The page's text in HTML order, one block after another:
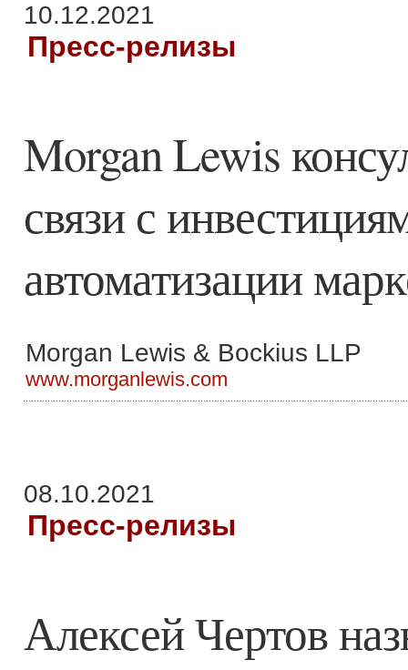
10.12.2021
Пресс-релизы
Morgan Lewis
связи с
автоматизации
Morgan Lewis & Bockius LLP
www.morganlewis.com
08.10.2021
Пресс-релизы
Алексей Чертов